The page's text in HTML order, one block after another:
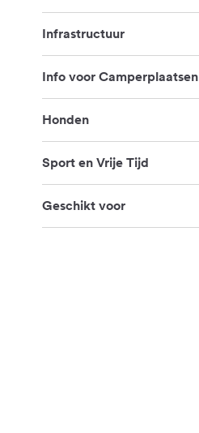
Infrastructuur
Info voor Camperplaatsen
Honden
Sport en Vrije Tijd
Geschikt voor